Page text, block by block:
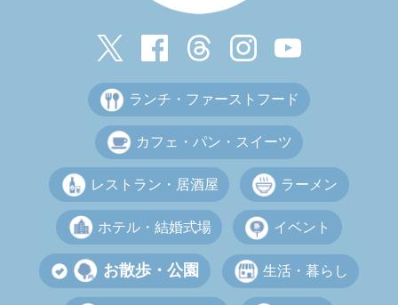
ランチ・ファーストフード
カフェ・パン・スイーツ
レストラン・居酒屋 ラーメン
ホテル・結婚式場 イベント
お散歩・公園 生活・暮らし